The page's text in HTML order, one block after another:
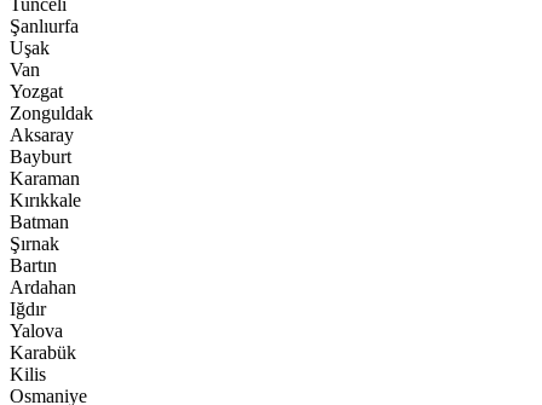
Tunceli
Şanlıurfa
Uşak
Van
Yozgat
Zonguldak
Aksaray
Bayburt
Karaman
Kırıkkale
Batman
Şırnak
Bartın
Ardahan
Iğdır
Yalova
Karabük
Kilis
Osmaniye